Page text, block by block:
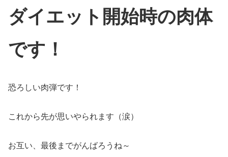
ダイエット開始時の肉体
です！
恐ろしい肉弾です！
これから先が思いやられます（涙）
お互い、最後までがんばろうね～